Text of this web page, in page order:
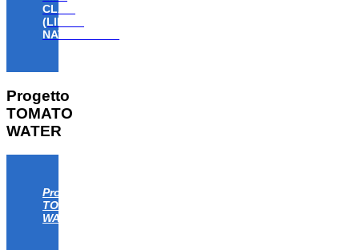
CLAW
(LIFE18
NAT/IT/000806)
Progetto
TOMATO
WATER
Progetto
TOMATO
WATER